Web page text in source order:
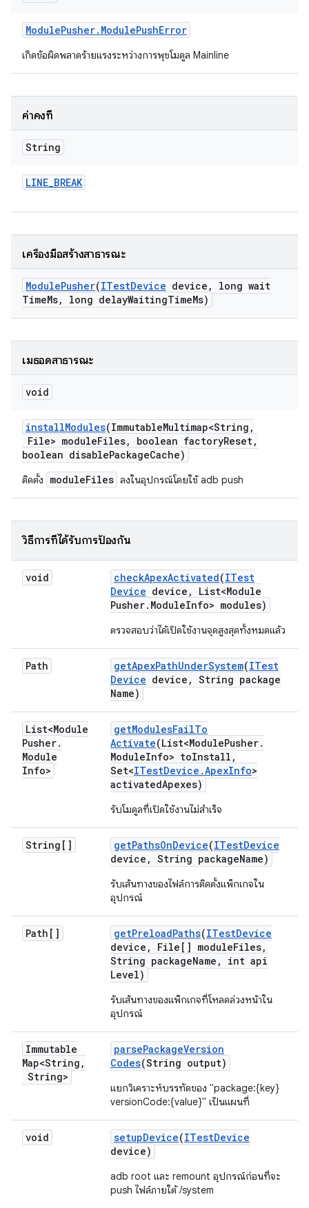
ModulePusher. ModulePushError
เกิดข้อผิดพลาดร้ายแรงระหว่างการพุชโมดูล Mainline
ค่าคงที่
String
LINE_BREAK
เครื่องมือสร้างสาธารณะ
ModulePusher(ITestDevice device ,
long wait
TimeMs, long delayWaitingTimeMs)
เมธอดสาธารณะ
void
installModules(ImmutableMultimap<String ,
File> moduleFiles, boolean factoryReset,
boolean disablePackageCache)
ติดตั้ง moduleFiles ลงในอุปกรณ์โดยใช้ adb push
วิธีการที่ได้รับการป้องกัน
void checkApexActivated(ITest
Device device ,
List<Module
Pusher. ModuleInfo> modules)
ตรวจสอบว่าได้เปิดใช้งานจุดสูงสุดทั้งหมดแล้ว
Path getApexPathUnderSystem(ITest
Device device , String package
Name)
List<Module
Pusher.
Module
Info>
getModulesFailTo
Activate(List<ModulePusher.
ModuleInfo> toInstall ,
Set<ITestDevice .ApexInfo>
activatedApexes)
รับโมดูลที่เปิดใช้งานไม่สำเร็จ
String[] getPathsOnDevice(ITestDevice
device , String packageName)
รับเส้นทางของไฟล์การติดตั้งแพ็กเกจใน
อุปกรณ์
Path[] getPreloadPaths(ITestDevice
device , File[] moduleFiles,
String packageName ,
int api
Level)
รับเส้นทางของแพ็กเกจที่โหลดล่วงหน้าใน
อุปกรณ์
Immutable
Map<String ,
String>
parsePackageVersion
Codes(String output)
แยกวิเคราะห์บรรทัดของ "package:{key}
versionCode:{value}" เป็นแผนที่
void setupDevice(ITestDevice
device)
adb root และ remount อุปกรณ์ก่อนที่จะ
push ไฟล์ภายใต้ /system